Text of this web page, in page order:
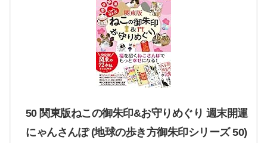
50 関東版ねこの御朱印&お守りめぐり 週末開運
にゃんさんぽ (地球の歩き方御朱印シリーズ 50)